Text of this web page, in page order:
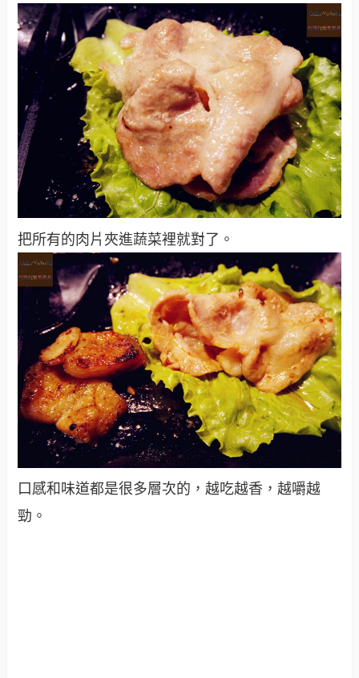
把所有的肉片夾進蔬菜裡就對了。
口感和味道都是很多層次的，越吃越香，越嚼越
勁。